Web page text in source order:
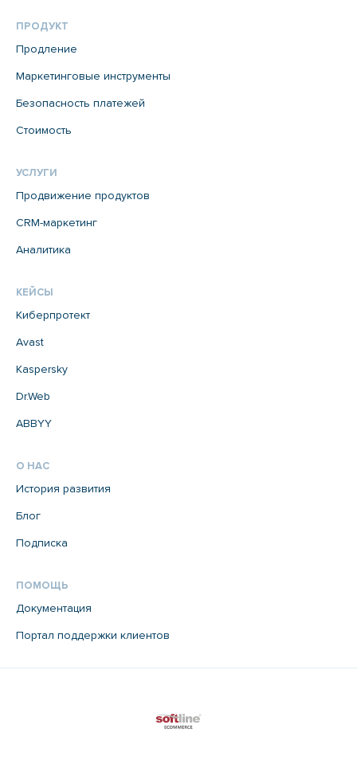
ПРОДУКТ
Продление
Маркетинговые инструменты
Безопасность платежей
Стоимость
УСЛУГИ
Продвижение продуктов
CRM-маркетинг
Аналитика
КЕЙСЫ
Киберпротект
Avast
Kaspersky
Dr.Web
ABBYY
О НАС
История развития
Блог
Подписка
ПОМОЩЬ
Документация
Портал поддержки клиентов